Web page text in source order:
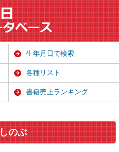
のぶ
生年月日で検索
各種リスト
書籍売上ランキング